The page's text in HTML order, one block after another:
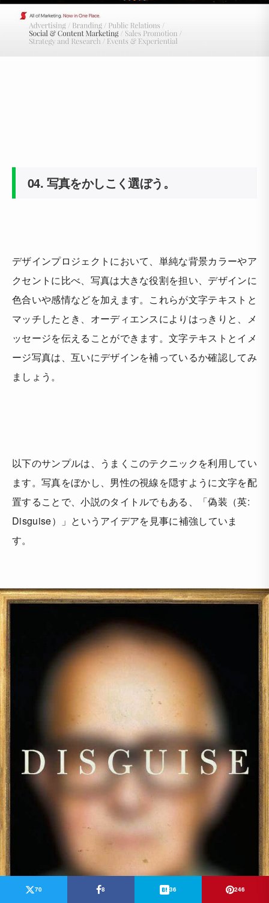
04. 写真をかしこく選ぼう。
デザインプロジェクトにおいて、単純な背景カラーやア
クセントに比べ、写真は大きな役割を担い、デザインに
色合いや感情などを加えます。これらが文字テキストと
マッチしたとき、オーディエンスによりはっきりと、メ
ッセージを伝えることができます。文字テキストとイメ
ージ写真は、互いにデザインを補っているか確認してみ
ましょう。
以下のサンプルは、うまくこのテクニックを利用してい
ます。写真をぼかし、男性の視線を隠すように文字を配
置することで、小説のタイトルでもある、「偽装（英:
Disguise）」というアイデアを見事に補強していま
す。
70 8 36 246